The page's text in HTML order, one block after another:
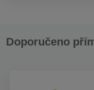
Doporučeno